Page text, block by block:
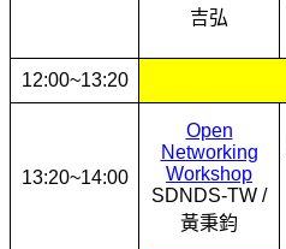
吉弘
12:00~13:20
13:20~14:00
Open
Networking
Workshop
SDNDS-TW /
黃秉鈞